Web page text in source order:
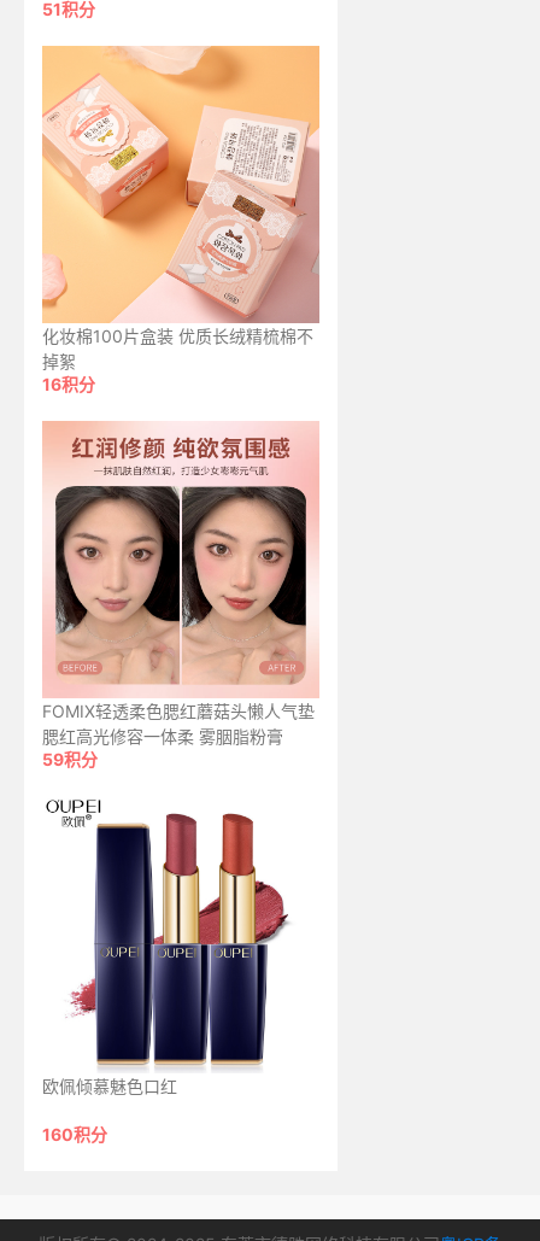
51积分
化妆棉100片盒装 优质长绒精梳棉不
掉絮
16积分
FOMIX轻透柔色腮红蘑菇头懒人气垫
腮红高光修容一体柔 雾胭脂粉膏
59积分
欧佩倾慕魅色口红
160积分